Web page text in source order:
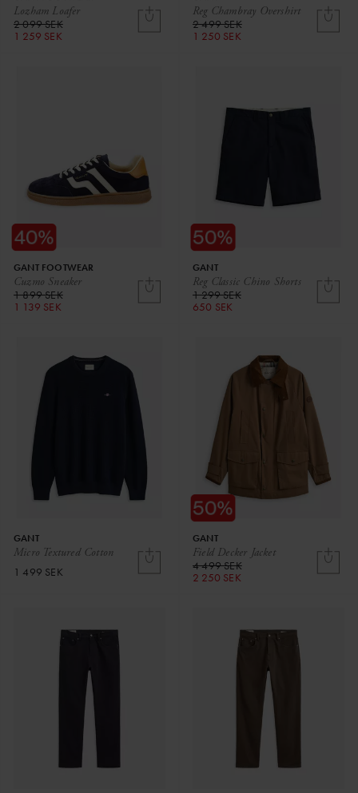
Lozham Loafer
2 099 SEK
1 259 SEK
Reg Chambray Overshirt
2 499 SEK
1 250 SEK
Cuzmo Sneaker
GANT FOOTWEAR
1 899 SEK
1 139 SEK
Reg Classic Chino Shorts
GANT
1 299 SEK
650 SEK
Micro Textured Cotton
GANT
1 499 SEK
Field Decker Jacket
GANT
4 499 SEK
2 250 SEK